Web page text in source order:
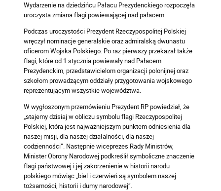
Wydarzenie na dziedzińcu Pałacu Prezydenckiego rozpoczęła
uroczysta zmiana flagi powiewającej nad pałacem.
Podczas uroczystości Prezydent Rzeczypospolitej Polskiej
wręczył nominacje generalskie oraz admiralską dwunastu
oficerom Wojska Polskiego. Po raz pierwszy przekazał także
flagi, które od 1 stycznia powiewały nad Pałacem
Prezydenckim, przedstawicielom organizacji polonijnej oraz
szkołom prowadzącym oddziały przygotowania wojskowego
reprezentującym wszystkie województwa.
W wygłoszonym przemówieniu Prezydent RP powiedział, że
„stajemy dzisiaj w obliczu symbolu flagi Rzeczypospolitej
Polskiej, która jest najważniejszym punktem odniesienia dla
naszej misji, dla naszej działalności, dla naszej
codzienności”. Następnie wiceprezes Rady Ministrów,
Minister Obrony Narodowej podkreślił symboliczne znaczenie
flagi państwowej i jej zakorzenienie w historii narodu
polskiego mówiąc „biel i czerwień są symbolem naszej
tożsamości, historii i dumy narodowej”.